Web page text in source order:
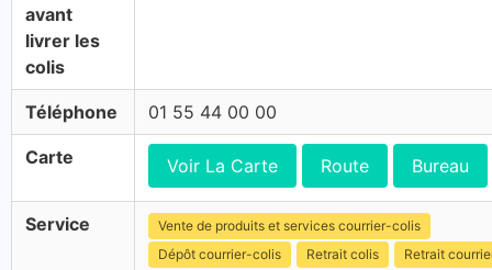
avant
livrer les
colis
Téléphone 01 55 44 00 00
Carte Voir La Carte Route Bureau
Service
Vente de produits et services courrier-colis
Dépôt courrier-colis
Retrait colis
Retrait